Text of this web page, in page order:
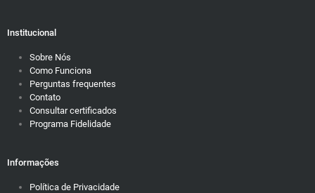
Institucional
Sobre Nós
Como Funciona
Perguntas frequentes
Contato
Consultar certificados
Programa Fidelidade
Informações
Política de Privacidade